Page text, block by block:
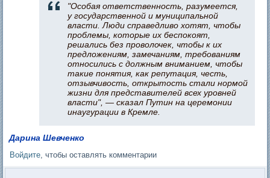
"Особая ответственность, разумеется,
у государственной и муниципальной
власти. Люди справедливо хотят, чтобы
проблемы, которые их беспокоят,
решались без проволочек, чтобы к их
предложениям, замечаниям, требованиям
относились с должным вниманием, чтобы
такие понятия, как репутация, честь,
отзывчивость, открытость стали нормой
жизни для представителей всех уровней
власти", — сказал Путин на церемонии
инаугурации в Кремле.
Дарина Шевченко
Войдите , чтобы оставлять комментарии